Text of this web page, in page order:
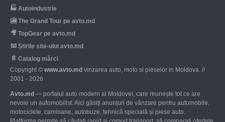
🏭 Autoindustrie
🎦 The Grand Tour pe avto.md
🎥 TopGear pe avto.md
📧 Știrile site-ului avto.md
📄 Catalog mărci
Copyright © www.avto.md vinzarea auto, moto si pieselor in Moldova. //
2001 - 2026
Avto.md — portalul auto modern al Moldovei, care reunește tot ce are
nevoie un automobilist. Aici găsiți anunțuri de vânzare pentru automobile,
motociclete, camioane, autobuze, tehnică specială și piese auto.